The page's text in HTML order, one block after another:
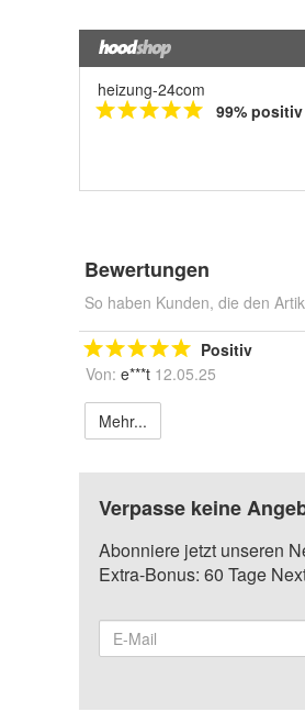
heizung-24com
99% positiv
Bewertungen
So haben Kunden, die den
Positiv
Von: e***t 12.05.25
Mehr...
Verpasse keine
Abonniere jetzt unseren
Extra-Bonus: 60 Tage